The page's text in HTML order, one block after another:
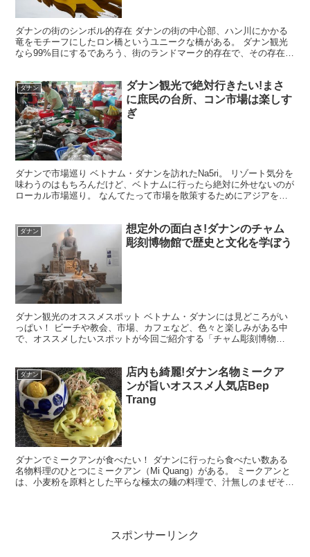
ダナンの街のシンボル的存在 ダナンの街の中心部、ハン川にかかる
竜をモチーフにしたロン橋というユニークな橋がある。 ダナン観光
なら99%目にするであろう、街のランドマーク的存在で、その存在感
ダナン
ダナン観光で絶対行きたい!まさ
に庶民の台所、コン市場は楽しす
ぎ
ダナンで市場巡り ベトナム・ダナンを訪れたNa5ri。 リゾート気分を
味わうのはもちろんだけど、ベトナムに行ったら絶対に外せないのが
ローカル市場巡り。 なんてたって市場を散策するためにアジアを旅
ダナン
想定外の面白さ!ダナンのチャム
彫刻博物館で歴史と文化を学ぼう
ダナン観光のオススメスポット ベトナム・ダナンには見どころがい
っぱい！ ビーチや教会、市場、カフェなど、色々と楽しみがある中
で、オススメしたいスポットが今回ご紹介する「チャム彫刻博物
ダナン
店内も綺麗!ダナン名物ミークア
ンが旨いオススメ人気店Bep
Trang
ダナンでミークアンが食べたい！ ダナンに行ったら食べたい数ある
名物料理のひとつにミークアン（Mi Quang）がある。 ミークアンと
は、小麦粉を原料とした平らな極太の麺の料理で、汁無しのまぜそば
スポンサーリンク